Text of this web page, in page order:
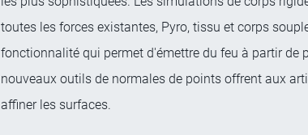
toutes les forces existantes, Pyro, tissu et corps
fonctionnalité qui permet d'émettre du feu à partir de
nouveaux outils de normales de points offrent aux
affiner les surfaces.